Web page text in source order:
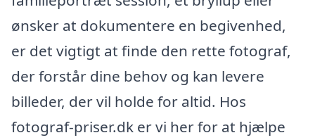
ønsker at dokumentere en begivenhed,
er det vigtigt at finde den rette fotograf,
der forstår dine behov og kan levere
billeder, der vil holde for altid. Hos
fotograf-priser.dk er vi her for at hjælpe